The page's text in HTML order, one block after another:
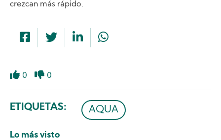
crezcan más rápido.
0 0
ETIQUETAS AQUA
Lo más visto